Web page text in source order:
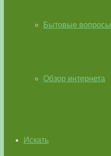
Бытовые вопросы
Обзор интернета
Искать